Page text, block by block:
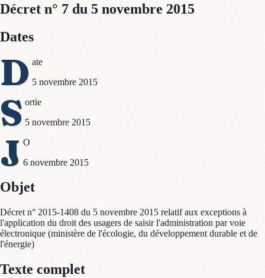
Décret n° 7 du 5 novembre 2015
Dates
D ate
5 novembre 2015
S ortie
5 novembre 2015
J O
6 novembre 2015
Objet
Décret n° 2015-1408 du 5 novembre 2015 relatif aux exceptions à
l'application du droit des usagers de saisir l'administration par voie
électronique (ministère de l'écologie, du développement durable et de
l'énergie)
Texte complet